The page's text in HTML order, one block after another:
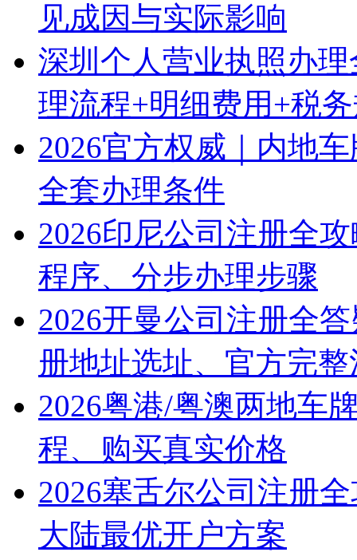
见成因与实际影响
深圳个人营业执照办
理流程+明细费用+税
2026官方权威｜内地
全套办理条件
2026印尼公司注册全
程序、分步办理步骤
2026开曼公司注册全
册地址选址、官方完
2026粤港/粤澳两地车
程、购买真实价格
2026塞舌尔公司注册
大陆最优开户方案